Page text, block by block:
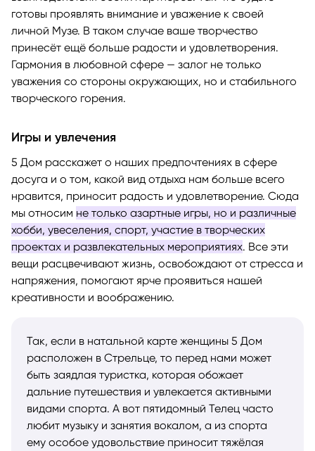
готовы проявлять внимание и уважение к своей
личной Музе. В таком случае ваше творчество
принесёт ещё больше радости и удовлетворения.
Гармония в любовной сфере — залог не только
уважения со стороны окружающих, но и стабильного
творческого горения.
Игры и увлечения
5 Дом расскажет о наших предпочтениях в сфере
досуга и о том, какой вид отдыха нам больше всего
нравится, приносит радость и удовлетворение. Сюда
мы относим не только азартные игры, но и различные
хобби, увеселения, спорт, участие в творческих
проектах и развлекательных мероприятиях. Все эти
вещи расцвечивают жизнь, освобождают от стресса и
напряжения, помогают ярче проявиться нашей
креативности и воображению.
Так, если в натальной карте женщины 5 Дом
расположен в Стрельце, то перед нами может
быть заядлая туристка, которая обожает
дальние путешествия и увлекается активными
видами спорта. А вот пятидомный Телец часто
любит музыку и занятия вокалом, а из спорта
ему особое удовольствие приносит тяжёлая